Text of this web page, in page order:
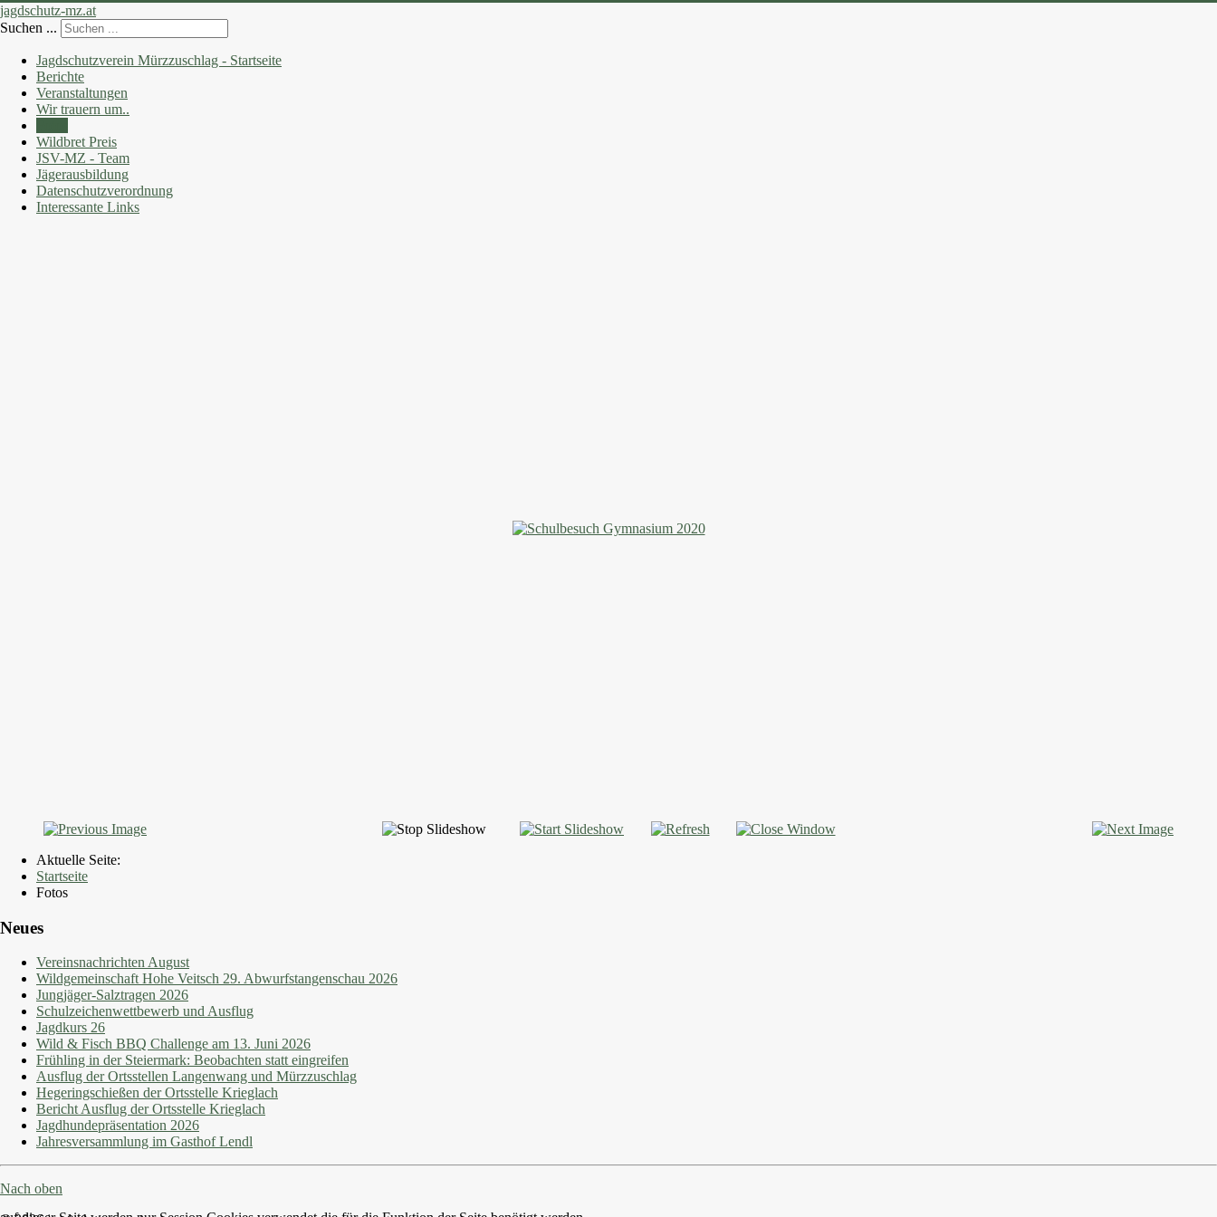
jagdschutz-mz.at
Suchen ...
Jagdschutzverein Mürzzuschlag - Startseite
Berichte
Veranstaltungen
Wir trauern um..
Wildbret Preis
JSV-MZ - Team
Jägerausbildung
Datenschutzverordnung
Interessante Links
Aktuelle Seite:
Startseite
Fotos
Neues
Vereinsnachrichten August
Wildgemeinschaft Hohe Veitsch 29. Abwurfstangenschau 2026
Jungjäger-Salztragen 2026
Schulzeichenwettbewerb und Ausflug
Jagdkurs 26
Wild & Fisch BBQ Challenge am 13. Juni 2026
Frühling in der Steiermark: Beobachten statt eingreifen
Ausflug der Ortsstellen Langenwang und Mürzzuschlag
Hegeringschießen der Ortsstelle Krieglach
Bericht Ausflug der Ortsstelle Krieglach
Jagdhundepräsentation 2026
Jahresversammlung im Gasthof Lendl
Nach oben